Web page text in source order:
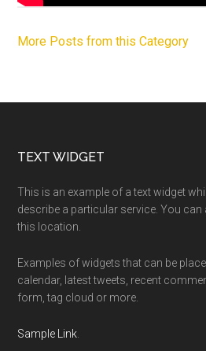
More Posts from this Category
Footer
TEXT WIDGET
This is an example of a text widget
describe a particular service. You
this location.
Examples of widgets that can be
calendar, latest tweets, recent
form, tag cloud or more.
Sample Link